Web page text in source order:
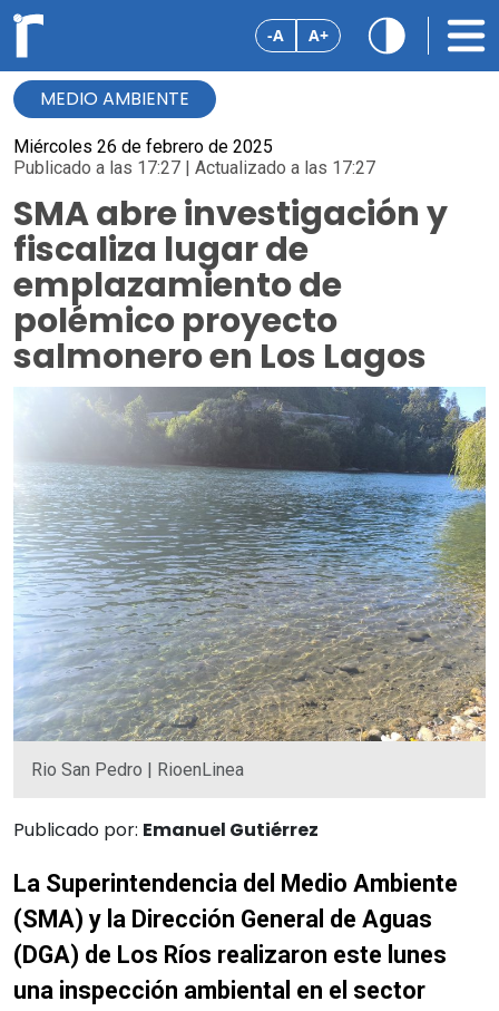
-A A+
MEDIO AMBIENTE
Miércoles 26 de febrero de 2025
Publicado a las 17:27 | Actualizado a las 17:27
SMA abre investigación y
fiscaliza lugar de
emplazamiento de
polémico proyecto
salmonero en Los Lagos
Rio San Pedro | RioenLinea
Publicado por: Emanuel Gutiérrez
La Superintendencia del Medio Ambiente
(SMA) y la Dirección General de Aguas
(DGA) de Los Ríos realizaron este lunes
una inspección ambiental en el sector